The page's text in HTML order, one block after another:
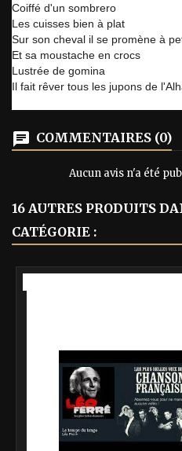
Coiffé d'un sombrero
Les cuisses bien à plat
Sur son cheval il se promène à
Et sa moustache en crocs
Lustrée de gomina
Il fait rêver tous les jupons de
COMMENTAIRES (0)
Aucun avis n'a été
16 AUTRES PRODUITS
CATÉGORIE :